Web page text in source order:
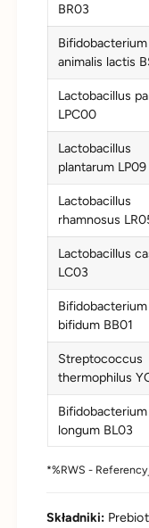
BR03
Bifidobacterium
animalis lactis
Lactobacillus
LPC00
Lactobacillus
plantarum LP09
Lactobacillus
rhamnosus
Lactobacillus
LC03
Bifidobacterium
bifidum BB01
Streptococcus
thermophilus
Bifidobacterium
longum BL03
*%RWS -
Składniki: